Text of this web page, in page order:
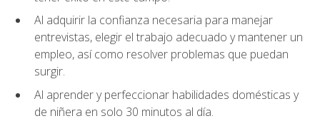
Al adquirir la confianza necesaria para manejar
entrevistas, elegir el trabajo adecuado y mantener un
empleo, así como resolver problemas que puedan
surgir.
Al aprender y perfeccionar habilidades domésticas y
de niñera en solo 30 minutos al día.